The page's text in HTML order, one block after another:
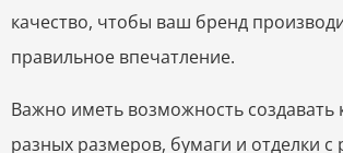
качество, чтобы ваш бренд
правильное впечатление.
Важно иметь возможность создавать
разных размеров, бумаги и отделки